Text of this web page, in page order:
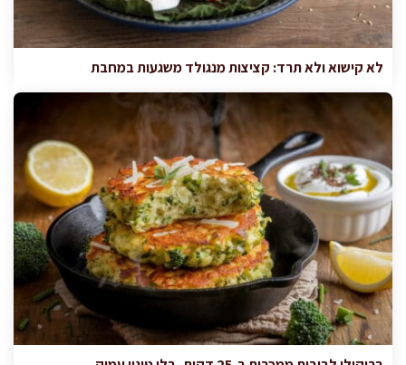
לא קישוא ולא תרד: קציצות מנגולד משגעות במחבת